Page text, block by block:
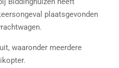
plaatsgevonden
waaronder meerdere